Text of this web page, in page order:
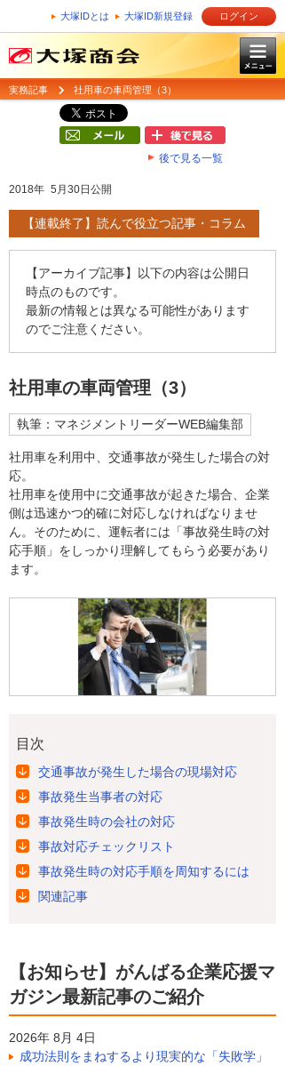
大塚IDとは 大塚ID新規登録 ログイン
実務記事 社用車の車両管理（3）
後で見る一覧
2018年 5月30日公開
【連載終了】読んで役立つ記事・コラム
【アーカイブ記事】以下の内容は公開日
時点のものです。
最新の情報とは異なる可能性があります
のでご注意ください。
社用車の車両管理（3）
執筆：マネジメントリーダーWEB編集部
社用車を利用中、交通事故が発生した場合の対
応。
社用車を使用中に交通事故が起きた場合、企業
側は迅速かつ的確に対応しなければなりませ
ん。そのために、運転者には「事故発生時の対
応手順」をしっかり理解してもらう必要があり
ます。
目次
交通事故が発生した場合の現場対応
事故発生当事者の対応
事故発生時の会社の対応
事故対応チェックリスト
事故発生時の対応手順を周知するには
関連記事
【お知らせ】がんばる企業応援マ
ガジン最新記事のご紹介
2026年 8月 4日
成功法則をまねするより現実的な「失敗学」